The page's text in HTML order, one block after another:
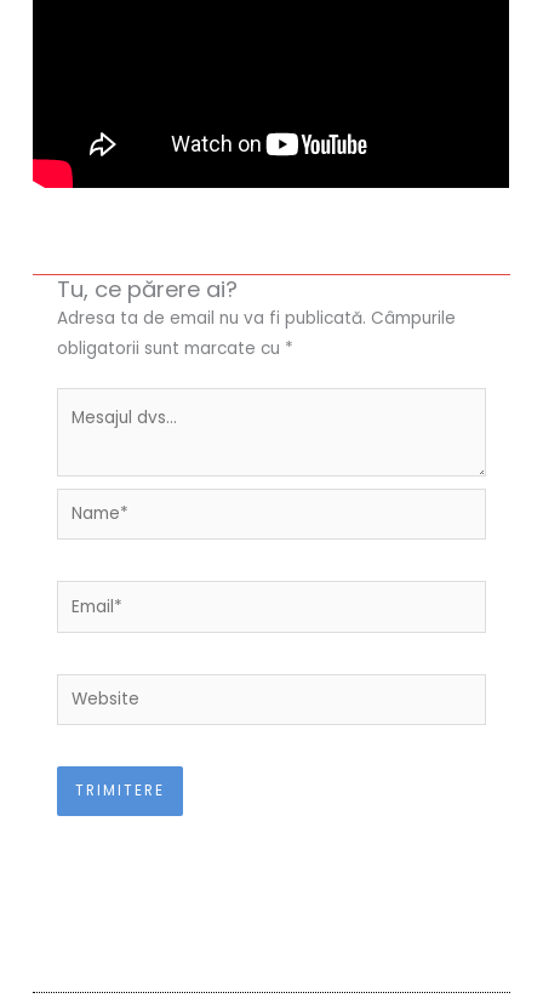
Tu, ce părere ai?
Adresa ta de email nu va fi publicată. Câmpurile
obligatorii sunt marcate cu *
Name*
Email*
Website